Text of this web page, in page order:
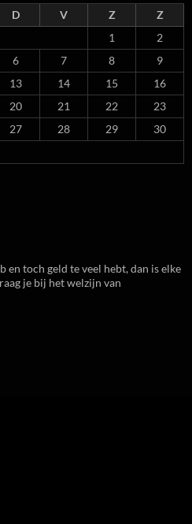
D V Z
Z
1
2
6 7 8
9
13 14 15
16
20 21 22
23
27 28 29
30
en toch geld te veel hebt, dan is elke
je bij het welzijn van